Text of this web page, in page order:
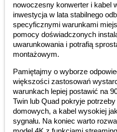
nowoczesny konwerter i kabel
inwestycja w lata stabilnego
specyficznymi warunkami
pomocy doświadczonych
uwarunkowania i potrafią
montażowym.
Pamiętajmy o wyborze
większości zastosowań
warunkach lepiej postawić na
Twin lub Quad pokryje
domowych, a kabel wysokiej
sygnału. Na koniec warto